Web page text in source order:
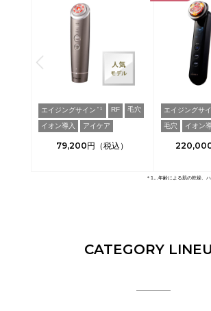
エイジングサイン ＊1 RF 毛穴
イオン導入 アイケア
79,200
エイジングサ
毛穴 イオン
＊1…年齢による肌の乾燥、
CATEGORY